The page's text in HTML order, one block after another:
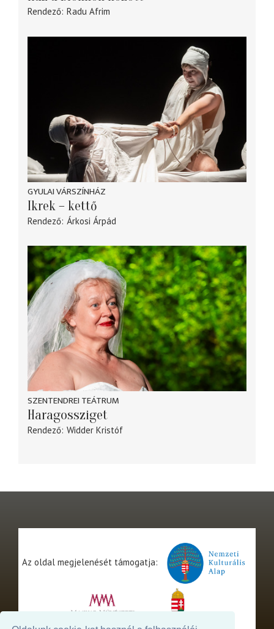
Rendező Radu Afrim
GYULAI VÁRSZÍNHÁZ
Ikrek – kettő
Rendező Árkosi Árpád
SZENTENDREI TEÁTRUM
Haragossziget
Rendező Widder Kristóf
Az oldal megjelenését támogatja: